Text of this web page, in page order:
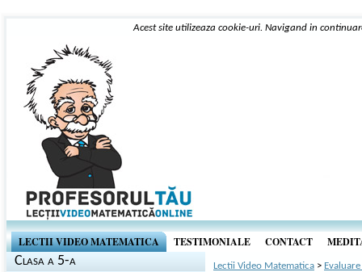
Acest site utilizeaza cookie-uri. Navigand in
LECTII VIDEO MATEMATICA TESTIMONIALE CONTACT
Clasa a 5-a
Lectii Video Matematica >